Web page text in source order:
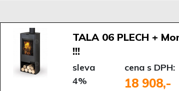
TALA 06 PLECH +
!!!
sleva
4%
cena s DPH:
18 908,-